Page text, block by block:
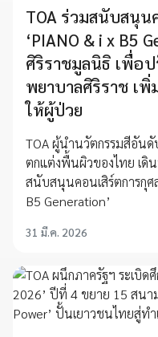
TOA ร่วมสนับสนุน
‘PIANO & i x B5
ศิริราชมูลนิธิ เพื่อ
พยาบาลศิริราช เพิ่
ให้ผู้ป่วย
TOA ผู้นำนวัตกรรมสีอัน
ตกแต่งพื้นผิวของไทย เ
สนับสนุนคอนเสิร์ตการกุศ
B5 Generation’
31 มี.ค. 2026